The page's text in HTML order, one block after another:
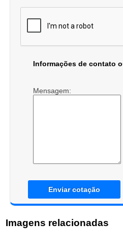
Informações de contato
Mensagem:
Enviar cotação
Imagens relacionadas